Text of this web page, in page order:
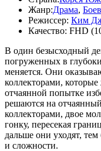
Жанр:Драма,
Режиссер: Ким
Качество: FHD
В один безысходный
погруженных в
меняется. Они
коллекторами,
отчаянной попытке
решаются на
коллекторами, двое
гонку, пересекая
дальше они уходят,
и сложности.